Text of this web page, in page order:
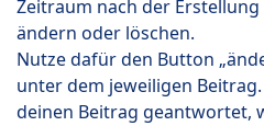
Zeitraum nach der
ändern oder löschen.
Nutze dafür den Button
unter dem jeweiligen
deinen Beitrag geantwortet,